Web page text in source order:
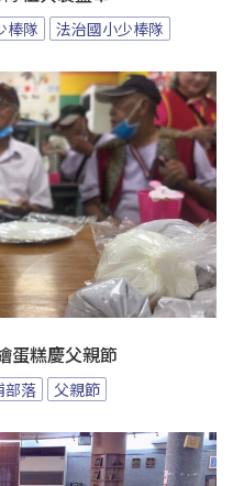
棒隊 法治國小少棒隊
蛋糕慶父親節
部落 父親節